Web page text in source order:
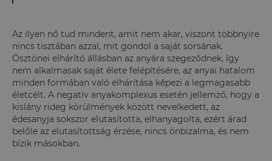
Az ilyen nő tud mindent, amit nem akar, viszont többnyire
nincs tisztában azzal, mit gondol a saját sorsának.
Ösztönei elhárító állásban az anyára szegeződnek, így
nem alkalmasak saját élete felépítésére, az anyai hatalom
minden formában való elhárítása képezi a legmagasabb
életcélt. A negatív anyakomplexus esetén jellemző, hogy a
kislány rideg körülmények között nevelkedett, az
édesanyja sokszor elutasította, elhanyagolta, ezért árad
belőle az elutasítottság érzése, nincs önbizalma, és nem
bízik másokban.